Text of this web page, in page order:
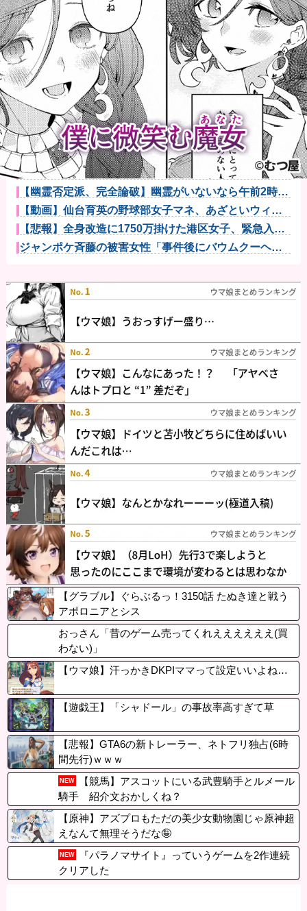
【衝撃】クルタ族虐 殺の犯人、ツェリードニヒで確
定！クロロの...
【動画】大阪府警に射殺されたオッサン、めちゃめち
ゃ苦しそうに...
町の弁当屋「申し訳ないが消費税1%になったらその分
商品代を値...
【悲報】大学生の頃に出会った小学生と結婚した男、
めちゃくちゃ...
【外国人採用アンケ】諮問機関「差別、非公開答申」
三重県「差別...
侍戦士、井端を酷評「選手との会話がほとんどなく意
思疎通が難し...
なんでみんなそんなに共産主義嫌なん？他
【これは荒れる】一般人には定年があるのに、国会議
員は何歳まで...
【画像】令和最新版のあのちゃん、可愛過ぎてワイら
にブッ刺さり...
ジャグラーやってる奴ってヤバいの多すぎじゃ
ね？？？他
【幽霊否定派、完全論破】幽霊がいないなら午前2時に
一人で墓石...
【動画】仙台育英の野球部女子マネ、あざといウィン
クでお前らの...
【悲報】全身改造に1750万掛けた港区女子、緊急入院
でNHK...
ジャンポケ斉藤の被害女性「事件後にバウムクーヘン
【グラブル】ぐらぶるっ！3150話 たぬき達と戦う
アポロニアとシス
おっさん「昔のゲーム売ってくれええええええ(買
わない)」
【ウマ娘】汗っかきDKPIママって設定いいよね…
【遊戯王】「シャドール」の事故率高すぎて草
【悲報】GTA6の新トレーラー、ネトフリ独占(6時
間先行)ｗｗｗ
NEW
【競馬】アスコットにいる武豊騎手とルメール
騎手 紹介文おかしくね？
【原神】アズプロもただの美少女動物園じゃ原神超
えなんて無理そうだな🤪
NEW
『パラノマサイト』っていうゲームを2作連続
クリアした